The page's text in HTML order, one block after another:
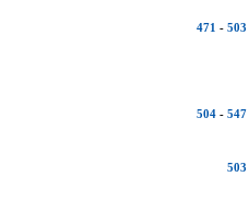
471 - 503
504 - 547
503